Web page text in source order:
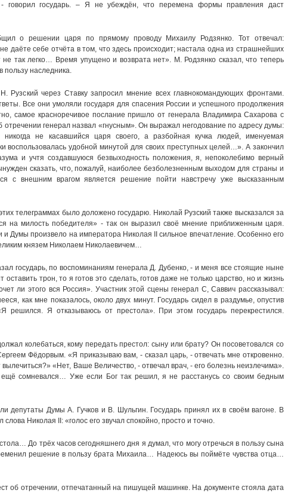
говорил государь. – Я не убеждён, что перемена формы правления даст
о решении царя по прямому проводу Михаилу Родзянко. Тот отвечал:
даёте себе отчёта в том, что здесь происходит; настала одна из страшнейших
так легко… Время упущено и возврата нет». М. Родзянко сказал, что теперь
пользу наследника.
Рузский через Ставку запросил мнение всех главнокомандующих фронтами.
Все они умоляли государя для спасения России и успешного продолжения
самое красноречивое послание пришло от генерала Владимира Сахарова с
генерал назвал «гнусным». Он выражал негодование по адресу думы:
не касавшийся царя своего, а разбойная кучка людей, именуемая
воспользовалась удобной минутой для своих преступных целей…». А закончил
и учтя создавшуюся безвыходность положения, я, непоколебимо верный
сказать, что, пожалуй, наиболее безболезненным выходом для страны и
с внешним врагом является решение пойти навстречу уже высказанным
телеграммах было доложено государю. Николай Рузский также высказался за
на милость победителя» - так он выразил своё мнение приближенным царя.
Думы произвело на императора Николая II сильное впечатление. Особенно его
князем Николаем Николаевичем…
государь, по воспоминаниям генерала Д. Дубенко, - и меня все стоящие ныне
трон, то я готов это сделать, готов даже не только царство, но и жизнь
ли этого вся Россия». Участник этой сцены генерал С, Саввич рассказывал:
как мне показалось, около двух минут. Государь сидел в раздумье, опустив
решился. Я отказываюсь от престола». При этом государь перекрестился.
колебаться, кому передать престол: сыну или брату? Он посоветовался со
Фёдорвым. «Я приказываю вам, - сказал царь, - отвечать мне откровенно.
«Нет, Ваше Величество, - отвечал врач, - его болезнь неизлечима».
сомневался… Уже если Бог так решил, я не расстанусь со своим бедным
депутаты Думы А. Гучков и В. Шульгин. Государь принял их в своём вагоне. В
Николая II: «голос его звучал спокойно, просто и точно.
До трёх часов сегодняшнего дня я думал, что могу отречься в пользу сына
решение в пользу брата Михаила… Надеюсь вы поймёте чувства отца…
об отречении, отпечатанный на пишущей машинке. На документе стояла дата